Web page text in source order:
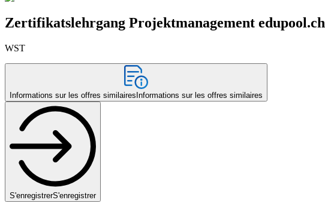
Zertifikatslehrgang Projektmanagement edupool.ch
WST
Informations sur les offres similaires Informations sur les offres similaires
S'enregistrerS'enregistrer